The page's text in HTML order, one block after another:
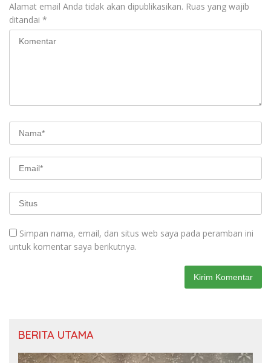
Alamat email Anda tidak akan dipublikasikan. Ruas yang wajib
ditandai *
Simpan nama, email, dan situs web saya pada peramban ini
untuk komentar saya berikutnya.
BERITA UTAMA